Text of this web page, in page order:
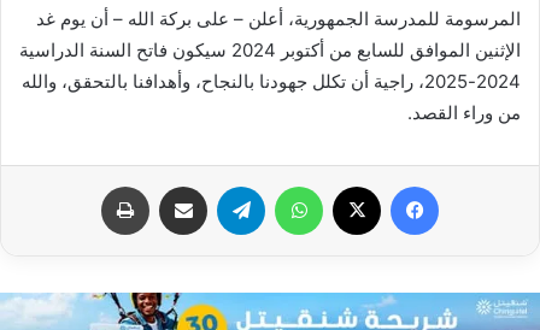
المرسومة للمدرسة الجمهورية، أعلن – على بركة الله – أن يوم غد
الإثنين الموافق للسابع من أكتوبر 2024 سيكون فاتح السنة الدراسية
2024-2025، راجية أن تكلل جهودنا بالنجاح، وأهدافنا بالتحقق، والله
من وراء القصد.
فيسبوك واتساب تيلقرام مشاركة عبر البريد